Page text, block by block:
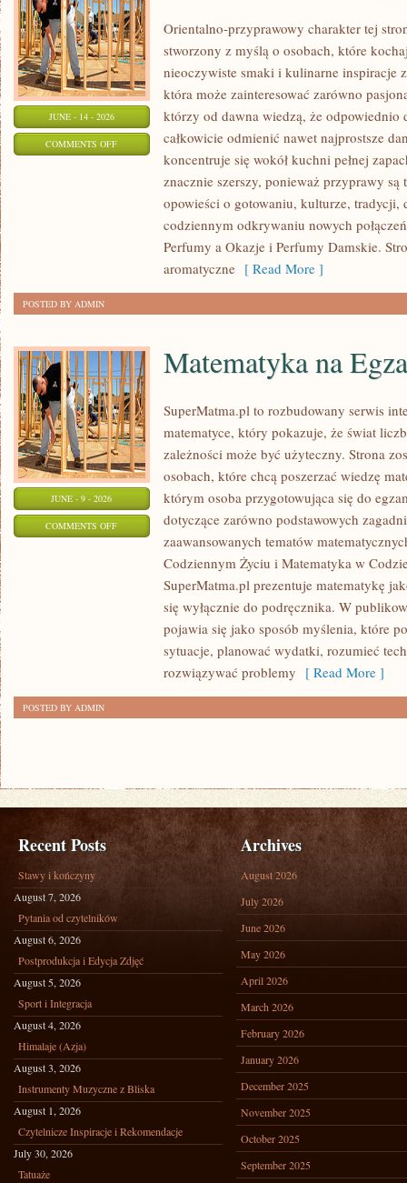
JUNE - 14 - 2026
COMMENTS OFFON
PERFUMERYJNY
Orientalno-przyprawowy charakter tej
stworzony z myślą o osobach, które
nieoczywiste smaki i kulinarne inspiracje
która może zainteresować zarówno
którzy od dawna wiedzą, że odpowiednio
całkowicie odmienić nawet najprostsze
koncentruje się wokół kuchni pełnej
znacznie szerszy, ponieważ przyprawy
opowieści o gotowaniu, kulturze, tradycji,
codziennym odkrywaniu nowych
Perfumy a Okazje i Perfumy Damskie.
aromatyczne [ Read More ]
POSTED BY ADMIN
JUNE - 9 - 2026
COMMENTS OFFON
MATEMATYKA
EGZAMINIE
Matematyka na
SuperMatma.pl to rozbudowany serwis
matematyce, który pokazuje, że świat
zależności może być użyteczny. Strona
osobach, które chcą poszerzać wiedzę
którym osoba przygotowująca się do
dotyczące zarówno podstawowych
zaawansowanych tematów
Codziennym Życiu i Matematyka w
SuperMatma.pl prezentuje matematykę
się wyłącznie do podręcznika. W
pojawia się jako sposób myślenia, które
sytuacje, planować wydatki, rozumieć
rozwiązywać problemy [ Read More ]
POSTED BY ADMIN
Recent Posts
Stawy i kończyny
August 7, 2026
Pytania od czytelników
August 6, 2026
Postprodukcja i Edycja Zdjęć
August 5, 2026
Sport i Integracja
August 4, 2026
Himalaje (Azja)
August 3, 2026
Instrumenty Muzyczne z Bliska
August 1, 2026
Czytelnicze Inspiracje i Rekomendacje
July 30, 2026
Tatuaże
Archives
August 2026
July 2026
June 2026
May 2026
April 2026
March 2026
February 2026
January 2026
December 2025
November 2025
October 2025
September 2025